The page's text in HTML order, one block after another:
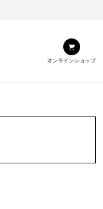
オンラインショップ